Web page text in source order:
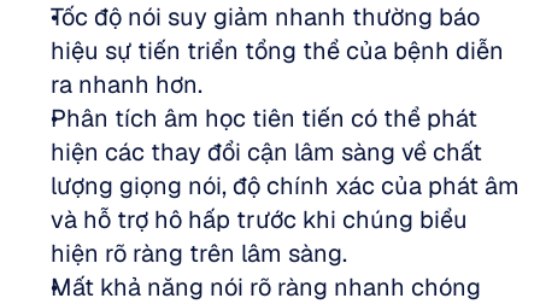
Tốc độ nói suy giảm nhanh thường báo
hiệu sự tiến triển tổng thể của bệnh diễn
ra nhanh hơn.
Phân tích âm học tiên tiến có thể phát
hiện các thay đổi cận lâm sàng về chất
lượng giọng nói, độ chính xác của phát âm
và hỗ trợ hô hấp trước khi chúng biểu
hiện rõ ràng trên lâm sàng.
Mất khả năng nói rõ ràng nhanh chóng